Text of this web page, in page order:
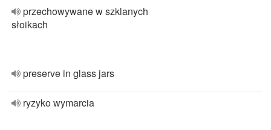
przechowywane w szklanych
słoikach
preserve in glass jars
ryzyko wymarcia